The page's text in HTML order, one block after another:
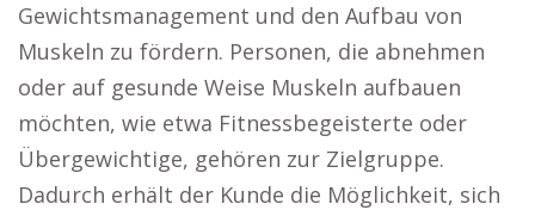
Gewichtsmanagement und den Aufbau von
Muskeln zu fördern. Personen, die abnehmen
oder auf gesunde Weise Muskeln aufbauen
möchten, wie etwa Fitnessbegeisterte oder
Übergewichtige, gehören zur Zielgruppe.
Dadurch erhält der Kunde die Möglichkeit, sich